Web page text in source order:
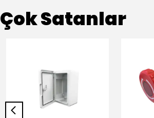
Çok Satanlar